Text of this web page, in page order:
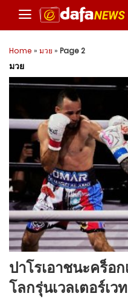
Home » มวย » Page 2
มวย
ปาโรเอาชนะคร็อ
โลกรุ่นเวลเตอร์เว